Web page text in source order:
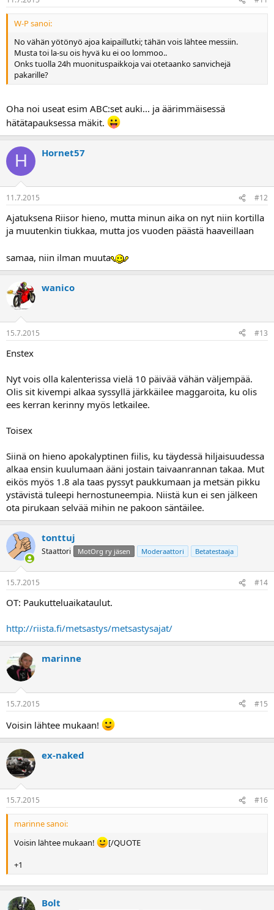
W-P sanoi:
No vähän yötönyö ajoa kaipaillutki; tähän vois lähtee messiin.
Musta toi la-su ois hyvä ku ei oo lommoo..
Onks tuolla 24h muonituspaikkoja vai otetaanko sanvichejä
pakarille?
Oha noi useat esim ABC:set auki... ja äärimmäisessä
hätätapauksessa mäkit.
H Hornet57
11.7.2015 #12
Ajatuksena Riisor hieno, mutta minun aika on nyt niin kortilla
ja muutenkin tiukkaa, mutta jos vuoden päästä haaveillaan
samaa, niin ilman muuta
wanico
15.7.2015 #13
Enstex
Nyt vois olla kalenterissa vielä 10 päivää vähän väljempää.
Olis sit kivempi alkaa syssyllä järkkäilee maggaroita, ku olis
ees kerran kerinny myös letkailee.
Toisex
Siinä on hieno apokalyptinen fiilis, ku täydessä hiljaisuudessa
alkaa ensin kuulumaan ääni jostain taivaanrannan takaa. Mut
eikös myös 1.8 ala taas pyssyt paukkumaan ja metsän pikku
ystävistä tuleepi hernostuneempia. Niistä kun ei sen jälkeen
ota pirukaan selvää mihin ne pakoon säntäilee.
tonttuj
Staattori MotOrg ry jäsen Moderaattori Betatestaaja
15.7.2015 #14
OT: Paukutteluaikataulut.
http://riista.fi/metsastys/metsastysajat/
marinne
15.7.2015 #15
Voisin lähtee mukaan!
ex-naked
15.7.2015 #16
marinne sanoi:
Voisin lähtee mukaan!
[/QUOTE
+1
Bolt